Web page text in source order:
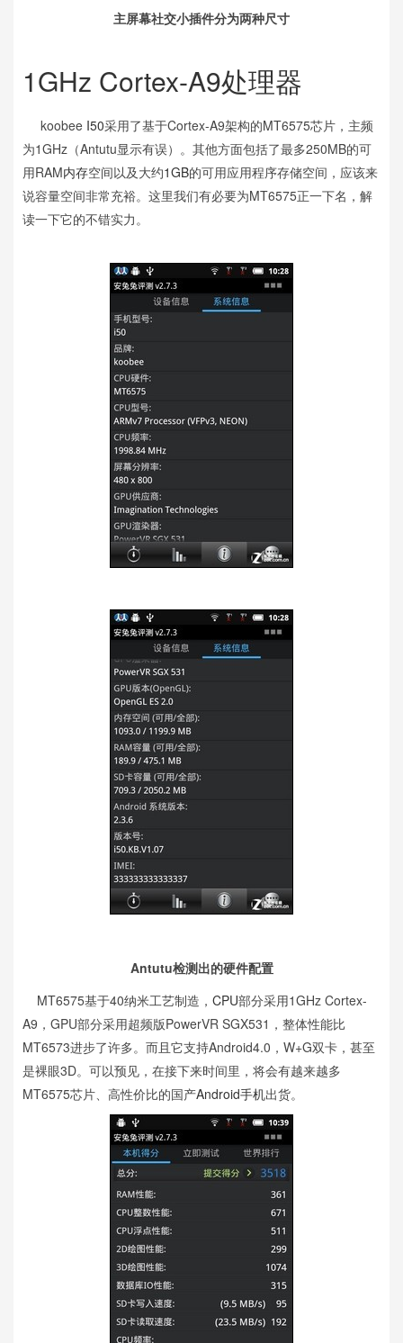
主屏幕社交小插件分为两种尺寸
1GHz Cortex-A9处理器
koobee I50采用了基于Cortex-A9架构的MT6575芯片，主频
为1GHz（Antutu显示有误）。其他方面包括了最多250MB的可
用RAM内存空间以及大约1GB的可用应用程序存储空间，应该来
说容量空间非常充裕。这里我们有必要为MT6575正一下名，解
读一下它的不错实力。
Antutu检测出的硬件配置
MT6575基于40纳米工艺制造， CPU部分采用1GHz Cortex-
A9，GPU部分采用超频版PowerVR SGX531，整体性能比
MT6573进步了许多。而且它支持Android4.0，W+G双卡，甚至
是裸眼3D。可以预见，在接下来时间里，将会有越来越多
MT6575芯片、高性价比的国产Android手机出货。